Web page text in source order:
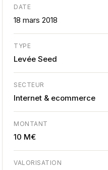
DATE
18 mars 2018
TYPE
Levée Seed
SECTEUR
Internet & ecommerce
MONTANT
10 M€
VALORISATION